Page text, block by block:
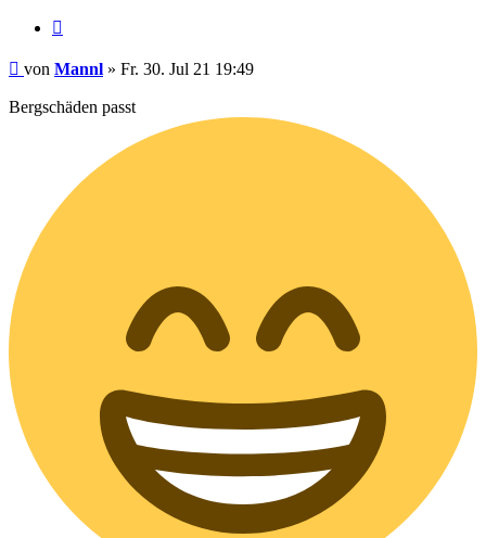
Beitrag
von Mannl » Fr. 30. Jul 21 19:49
Bergschäden passt